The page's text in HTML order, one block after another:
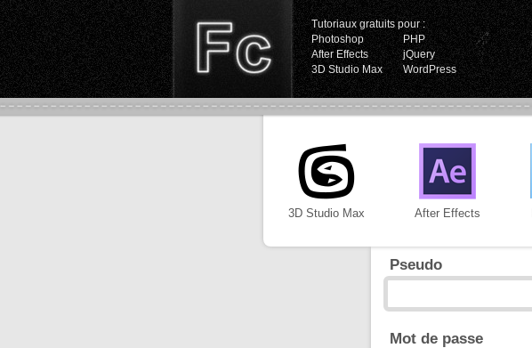
Tutoriaux gratuits pour :
Photoshop
PHP
After Effects
jQuery
3D Studio Max
WordPress
3D Studio Max After Effects
Pseudo
Mot de passe